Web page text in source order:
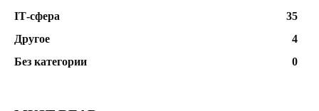
ІТ-сфера
35
Другое
4
Без категории
0